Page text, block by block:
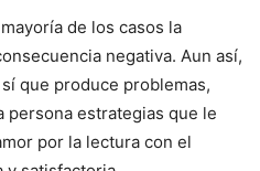
de los casos la
negativa. Aun así,
que produce problemas,
persona estrategias que le
por la lectura con el